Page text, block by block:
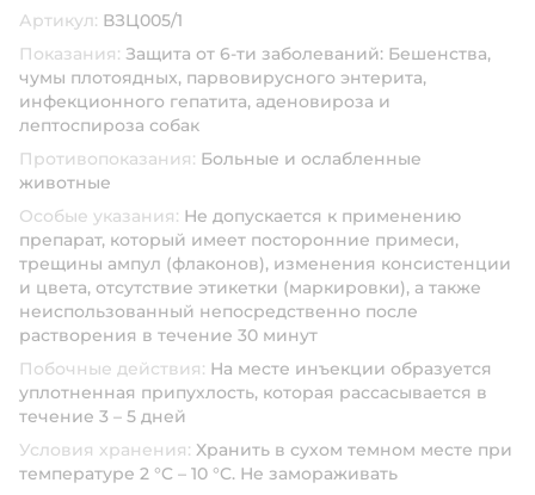
Артикул: ВЗЦ005/1
Показания: Защита от 6-ти заболеваний: Бешенства,
чумы плотоядных, парвовирусного энтерита,
инфекционного гепатита, аденовироза и
лептоспироза собак
Противопоказания: Больные и ослабленные
животные
Особые указания: Не допускается к применению
препарат, который имеет посторонние примеси,
трещины ампул (флаконов), изменения консистенции
и цвета, отсутствие этикетки (маркировки), а также
неиспользованный непосредственно после
растворения в течение 30 минут
Побочные действия: На месте инъекции образуется
уплотненная припухлость, которая рассасывается в
течение 3 – 5 дней
Условия хранения: Хранить в сухом темном месте при
температуре 2 °C – 10 °C. Не замораживать